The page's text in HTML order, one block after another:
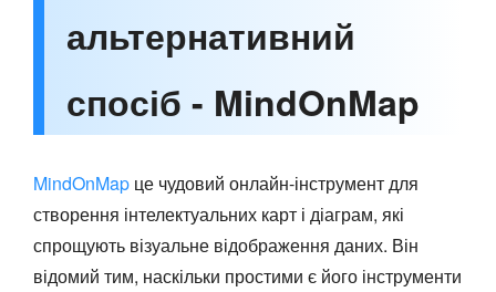
альтернативний
спосіб - MindOnMap
MindOnMap це чудовий онлайн-інструмент для
створення інтелектуальних карт і діаграм, які
спрощують візуальне відображення даних. Він
відомий тим, наскільки простими є його інструменти